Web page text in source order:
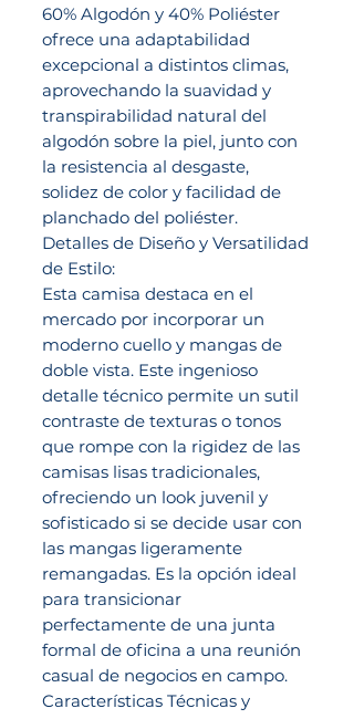
60% Algodón y 40% Poliéster
ofrece una adaptabilidad
excepcional a distintos climas,
aprovechando la suavidad y
transpirabilidad natural del
algodón sobre la piel, junto con
la resistencia al desgaste,
solidez de color y facilidad de
planchado del poliéster.
Detalles de Diseño y Versatilidad
de Estilo:
Esta camisa destaca en el
mercado por incorporar un
moderno cuello y mangas de
doble vista. Este ingenioso
detalle técnico permite un sutil
contraste de texturas o tonos
que rompe con la rigidez de las
camisas lisas tradicionales,
ofreciendo un look juvenil y
sofisticado si se decide usar con
las mangas ligeramente
remangadas. Es la opción ideal
para transicionar
perfectamente de una junta
formal de oficina a una reunión
casual de negocios en campo.
Características Técnicas y